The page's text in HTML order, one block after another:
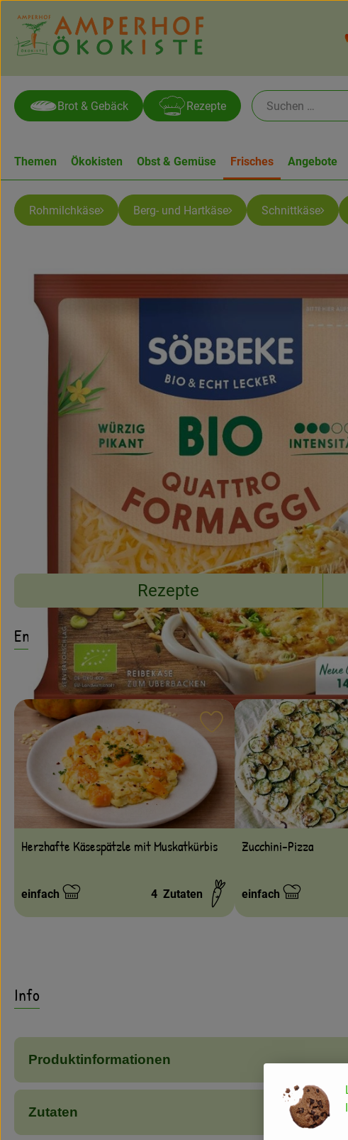
Brot & Gebäck Rezepte
Themen Ökokisten Obst & Gemüse Frisches Angebote
Rohmilchkäse Berg- und Hartkäse Schnittkäse
Rezepte
Entdecke passende Rezepte
Herzhafte Käsespätzle mit Muskatkürbis
Schwierigkeit:
einfach 4 Zutaten
Rezept zu Favouriten
Zucchini-Pizza
Schwierigkeit:
einfach
Info
Produktinformationen
Zutaten